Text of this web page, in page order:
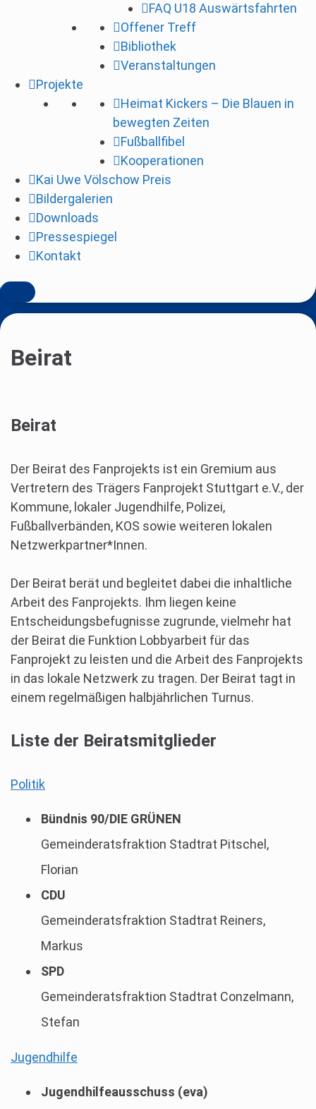
FAQ U18 Auswärtsfahrten
Offener Treff
Bibliothek
Veranstaltungen
Projekte
Heimat Kickers – Die Blauen in
bewegten Zeiten
Fußballfibel
Kooperationen
Kai Uwe Völschow Preis
Bildergalerien
Downloads
Pressespiegel
Kontakt
Beirat
Beirat
Der Beirat des Fanprojekts ist ein Gremium aus
Vertretern des Trägers Fanprojekt Stuttgart e.V., der
Kommune, lokaler Jugendhilfe, Polizei,
Fußballverbänden, KOS sowie weiteren lokalen
Netzwerkpartner*Innen.
Der Beirat berät und begleitet dabei die inhaltliche
Arbeit des Fanprojekts. Ihm liegen keine
Entscheidungsbefugnisse zugrunde, vielmehr hat
der Beirat die Funktion Lobbyarbeit für das
Fanprojekt zu leisten und die Arbeit des Fanprojekts
in das lokale Netzwerk zu tragen. Der Beirat tagt in
einem regelmäßigen halbjährlichen Turnus.
Liste der Beiratsmitglieder
Politik
Bündnis 90/DIE GRÜNEN
Gemeinderatsfraktion Stadtrat Pitschel,
Florian
CDU
Gemeinderatsfraktion Stadtrat Reiners,
Markus
SPD
Gemeinderatsfraktion Stadtrat Conzelmann,
Stefan
Jugendhilfe
Jugendhilfeausschuss (eva)